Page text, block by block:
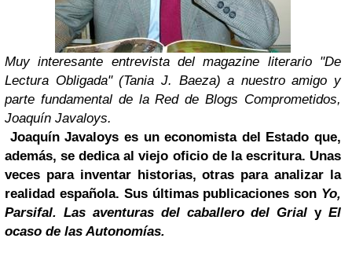
Muy interesante entrevista del magazine literario "De
Lectura Obligada" (Tania J. Baeza) a nuestro amigo y
parte fundamental de la Red de Blogs Comprometidos,
Joaquín Javaloys.
Joaquín Javaloys es un economista del Estado que,
además, se dedica al viejo oficio de la escritura. Unas
veces para inventar historias, otras para analizar la
realidad española. Sus últimas publicaciones son Yo,
Parsifal. Las aventuras del caballero del Grial y El
ocaso de las Autonomías.